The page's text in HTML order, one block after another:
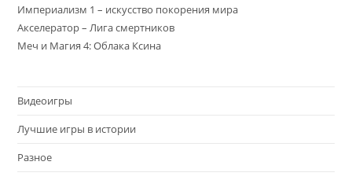
Империализм 1 – искусство покорения мира
Акселератор – Лига смертников
Меч и Магия 4: Облака Ксина
Видеоигры
Лучшие игры в истории
Разное